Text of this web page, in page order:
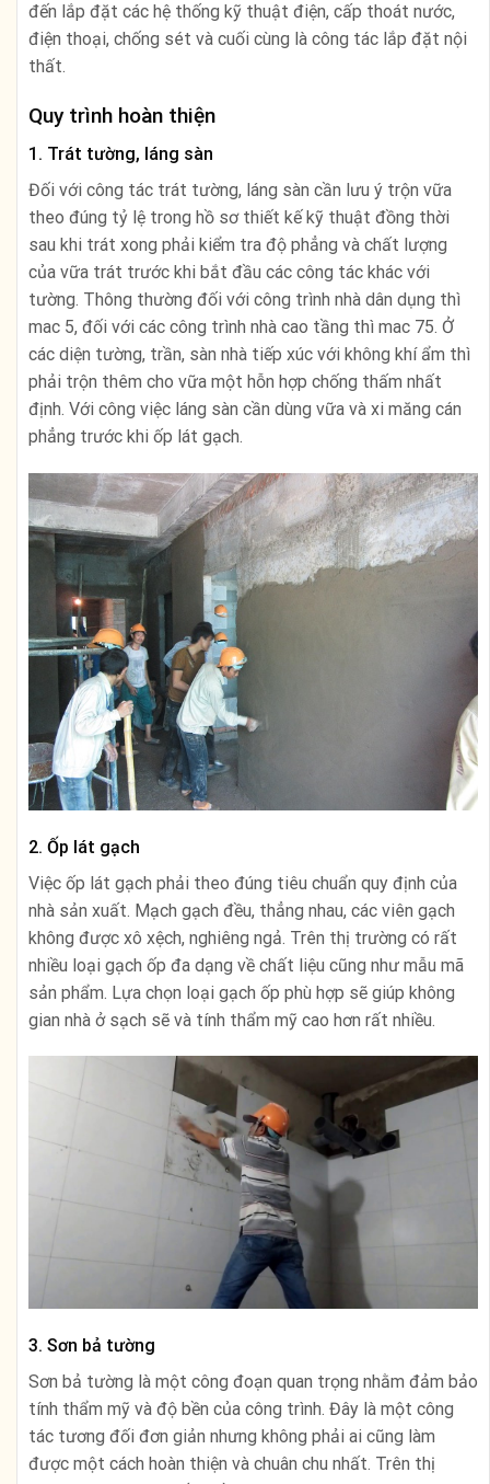
đến lắp đặt các hệ thống kỹ thuật điện, cấp thoát nước,
điện thoại, chống sét và cuối cùng là công tác lắp đặt nội
thất.
Quy trình hoàn thiện
1. Trát tường, láng sàn
Đối với công tác trát tường, láng sàn cần lưu ý trộn vữa
theo đúng tỷ lệ trong hồ sơ thiết kế kỹ thuật đồng thời
sau khi trát xong phải kiểm tra độ phẳng và chất lượng
của vữa trát trước khi bắt đầu các công tác khác với
tường. Thông thường đối với công trình nhà dân dụng thì
mac 5, đối với các công trình nhà cao tầng thì mac 75. Ở
các diện tường, trần, sàn nhà tiếp xúc với không khí ẩm thì
phải trộn thêm cho vữa một hỗn hợp chống thấm nhất
định. Với công việc láng sàn cần dùng vữa và xi măng cán
phẳng trước khi ốp lát gạch.
2. Ốp lát gạch
Việc ốp lát gạch phải theo đúng tiêu chuẩn quy định của
nhà sản xuất. Mạch gạch đều, thẳng nhau, các viên gạch
không được xô xệch, nghiêng ngả. Trên thị trường có rất
nhiều loại gạch ốp đa dạng về chất liệu cũng như mẫu mã
sản phẩm. Lựa chọn loại gạch ốp phù hợp sẽ giúp không
gian nhà ở sạch sẽ và tính thẩm mỹ cao hơn rất nhiều.
3. Sơn bả tường
Sơn bả tường là một công đoạn quan trọng nhằm đảm bảo
tính thẩm mỹ và độ bền của công trình. Đây là một công
tác tương đối đơn giản nhưng không phải ai cũng làm
được một cách hoàn thiện và chuân chu nhất. Trên thị